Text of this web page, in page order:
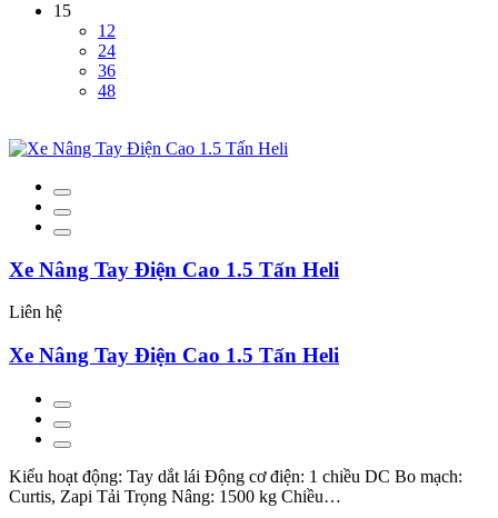
15
12
24
36
48
Xe Nâng Tay Điện Cao 1.5 Tấn Heli
Liên hệ
Xe Nâng Tay Điện Cao 1.5 Tấn Heli
Kiểu hoạt động: Tay dắt lái Động cơ điện: 1 chiều DC Bo mạch:
Curtis, Zapi Tải Trọng Nâng: 1500 kg Chiều…